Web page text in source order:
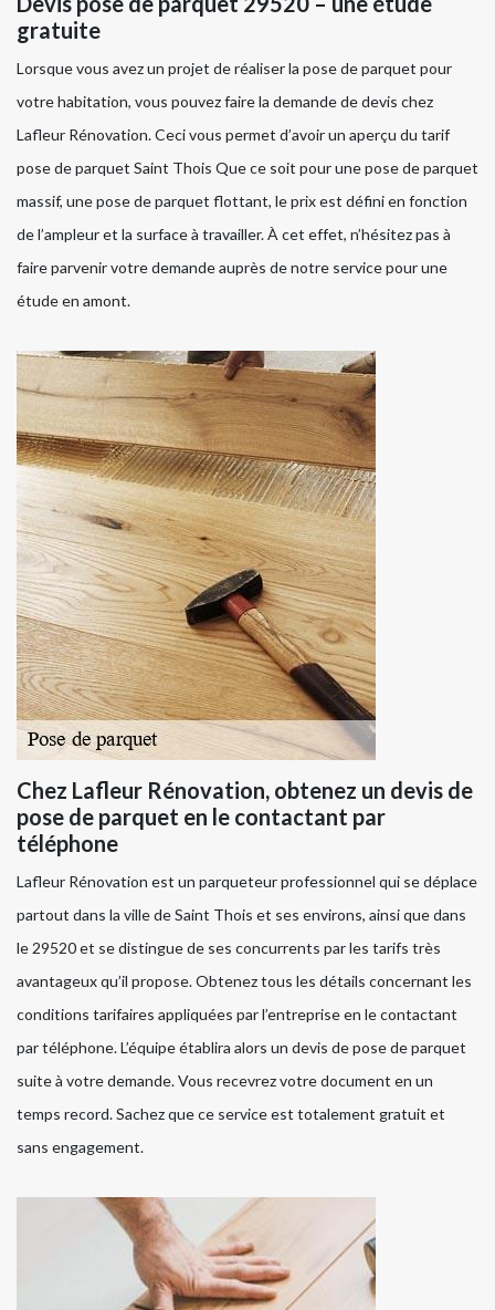
gratuite
Lorsque vous avez un projet de réaliser la pose de parquet pour
votre habitation, vous pouvez faire la demande de devis chez
Lafleur Rénovation. Ceci vous permet d’avoir un aperçu du tarif
pose de parquet Saint Thois Que ce soit pour une pose de parquet
massif, une pose de parquet flottant, le prix est défini en fonction
de l’ampleur et la surface à travailler. À cet effet, n’hésitez pas à
faire parvenir votre demande auprès de notre service pour une
étude en amont.
Chez Lafleur Rénovation, obtenez un devis de
pose de parquet en le contactant par
téléphone
Lafleur Rénovation est un parqueteur professionnel qui se déplace
partout dans la ville de Saint Thois et ses environs, ainsi que dans
le 29520 et se distingue de ses concurrents par les tarifs très
avantageux qu’il propose. Obtenez tous les détails concernant les
conditions tarifaires appliquées par l’entreprise en le contactant
par téléphone. L’équipe établira alors un devis de pose de parquet
suite à votre demande. Vous recevrez votre document en un
temps record. Sachez que ce service est totalement gratuit et
sans engagement.